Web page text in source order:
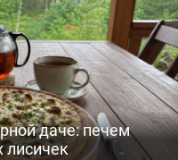
даче: печем
лисичек